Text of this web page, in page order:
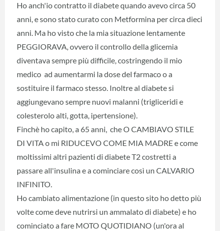
Ho anch'io contratto il diabete quando avevo circa 50
anni, e sono stato curato con Metformina per circa dieci
anni. Ma ho visto che la mia situazione lentamente
PEGGIORAVA, ovvero il controllo della glicemia
diventava sempre più difficile, costringendo il mio
medico ad aumentarmi la dose del farmaco o a
sostituire il farmaco stesso. Inoltre al diabete si
aggiungevano sempre nuovi malanni (trigliceridi e
colesterolo alti, gotta, ipertensione).
Finchè ho capito, a 65 anni, che O CAMBIAVO STILE
DI VITA o mi RIDUCEVO COME MIA MADRE e come
moltissimi altri pazienti di diabete T2 costretti a
passare all'insulina e a cominciare così un CALVARIO
INFINITO.
Ho cambiato alimentazione (in questo sito ho detto più
volte come deve nutrirsi un ammalato di diabete) e ho
cominciato a fare MOTO QUOTIDIANO (un'ora al